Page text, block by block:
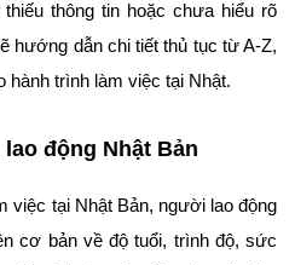
thông tin hoặc chưa hiểu rõ
hướng dẫn chi tiết thủ tục từ A-Z,
hành trình làm việc tại Nhật.
động Nhật Bản
việc tại Nhật Bản, người lao động
cơ bản về độ tuổi, trình độ, sức